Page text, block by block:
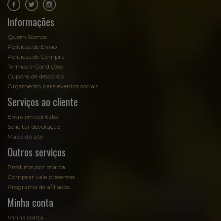
Informações
Quem Somos
Políticas de Envio
Políticas de Compra
Termos e Condições
Cupons de desconto
Orçamento para eventos sociais
Serviços ao cliente
Entre em contato
Solicitar devolução
Mapa do site
Outros serviços
Produtos por marca
Comprar vale presentes
Programa de afiliados
Minha conta
Minha conta